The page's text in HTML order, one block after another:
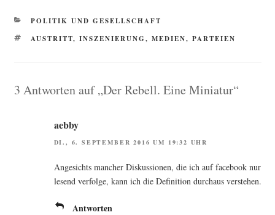
KATEGORIEN
POLITIK UND GESELLSCHAFT
SCHLAGWÖRTER
AUSTRITT, INSZENIERUNG, MEDIEN, PARTEIEN
3 Antworten auf „Der Rebell. Eine Miniatur“
aebby
DI., 6. SEPTEMBER 2016 UM 19:32 UHR
Ange­sichts man­cher Dis­kus­sio­nen, die ich auf face­book nur
lesend ver­fol­ge, kann ich die Defi­ni­ti­on durch­aus verstehen.
Antworten